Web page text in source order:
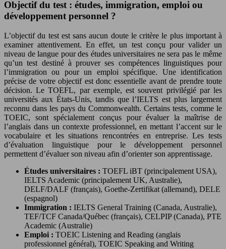
Objectif du test : études, immigration, emploi ou
développement personnel ?
L’objectif du test est sans aucun doute le critère le plus important à
examiner attentivement. En effet, un test conçu pour valider un
niveau de langue pour des études universitaires ne sera pas le même
qu’un test destiné à prouver ses compétences linguistiques pour
l’immigration ou pour un emploi spécifique. Une identification
précise de votre objectif est donc essentielle avant de prendre toute
décision. Le TOEFL, par exemple, est souvent privilégié par les
universités aux États-Unis, tandis que l’IELTS est plus largement
reconnu dans les pays du Commonwealth. Certains tests, comme le
TOEIC, sont spécialement conçus pour évaluer la maîtrise de
l’anglais dans un contexte professionnel, en mettant l’accent sur le
vocabulaire et les situations rencontrées en entreprise. Les tests
d’évaluation linguistique pour le développement personnel
permettent d’évaluer son niveau afin d’orienter son apprentissage.
Études universitaires : TOEFL iBT (principalement USA),
IELTS Academic (principalement UK, Australie),
DELF/DALF (français), Goethe-Zertifikat (allemand), DELE
(espagnol)
Immigration : IELTS General Training (Canada, Australie),
TEF/TCF Canada/Québec (français), CELPIP (Canada), PTE
Academic (Australie)
Emploi : TOEIC Listening and Reading (anglais
professionnel général), TOEIC Speaking and Writing